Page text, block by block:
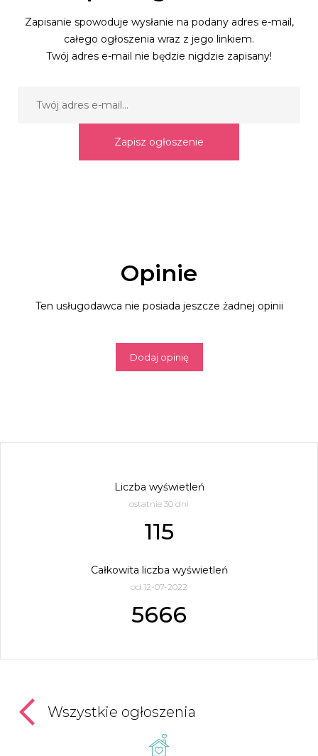
Zapisanie spowoduje wysłanie na podany adres e-mail,
całego ogłoszenia wraz z jego linkiem.
Twój adres e-mail nie będzie nigdzie zapisany!
Zapisz ogłoszenie
Opinie
Ten usługodawca nie posiada jeszcze żadnej opinii
Dodaj opinię
Liczba wyświetleń
ostatnie 30 dni
115
Całkowita liczba wyświetleń
od 12-07-2022
5666
Wszystkie ogłoszenia